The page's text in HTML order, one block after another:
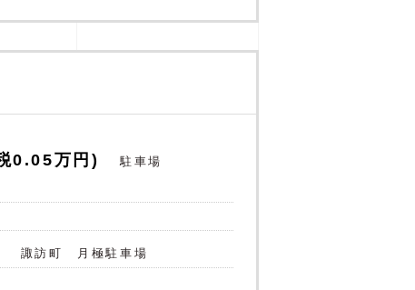
0.05万円)
駐車場
諏訪町 月極駐車場